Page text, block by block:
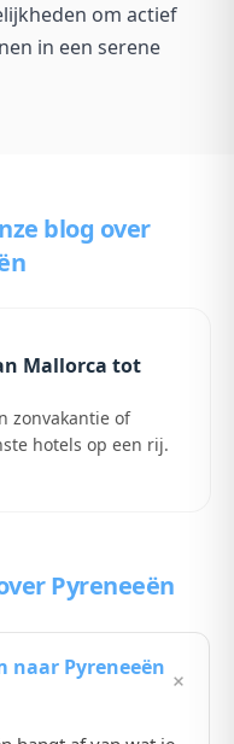
om actief
in een serene
blog over
Mallorca tot
zonvakantie of
hotels op een rij.
Pyreneeën
naar Pyreneeën+